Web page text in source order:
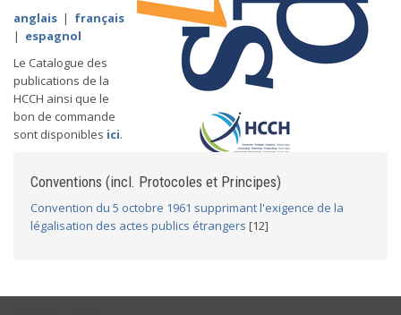
anglais | français
| espagnol
Le Catalogue des
publications de la
HCCH ainsi que le
bon de commande
sont disponibles ici.
Conventions (incl. Protocoles et Principes)
Convention du 5 octobre 1961 supprimant l'exigence de la
légalisation des actes publics étrangers [12]